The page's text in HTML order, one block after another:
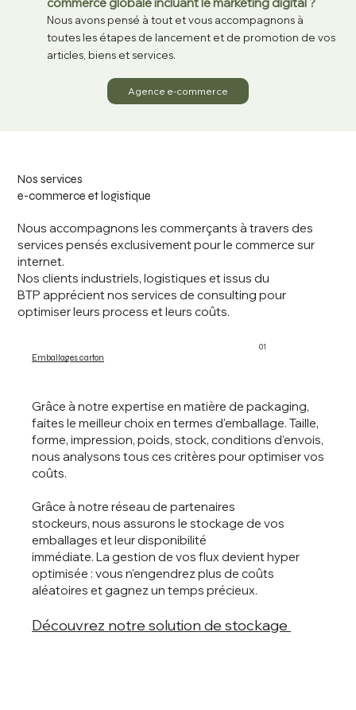
Nous avons pensé à tout et vous accompagnons à
toutes les étapes de lancement et de promotion de vos
articles, biens et services.
Agence e-commerce
Nous accompagnons les commerçants à travers des
services pensés exclusivement pour le commerce sur
internet.
Nos clients industriels, logistiques et issus du
BTP apprécient nos services de consulting pour
optimiser leurs process et leurs coûts.
Nos services
e-commerce et logistique
01
Emballages carton
Grâce à notre expertise en matière de packaging,
faites le meilleur choix en termes d'emballage. Taille,
forme, impression, poids, stock, conditions d'envois,
nous analysons tous ces critères pour optimiser vos
coûts.
Grâce à notre réseau de partenaires
stockeurs, nous assurons le stockage de vos
emballages et leur disponibilité
immédiate. La gestion de vos flux devient hyper
optimisée : vous n'engendrez plus de coûts
aléatoires et gagnez un temps précieux.
Découvrez notre solution de stockage